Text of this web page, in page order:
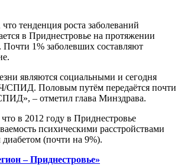
тенденция роста заболеваний
в Приднестровье на протяжении
Почти 1% заболевших составляют
являются социальными и сегодня
СПИД. Половым путём передаётся почти
– отметил глава Минздрава.
в 2012 году в Приднестровье
психическими расстройствами
(почти на 9%).
– Приднестровье»